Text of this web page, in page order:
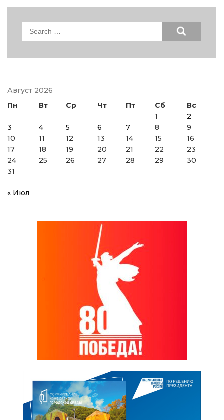
Search
Август 2026
Пн
Вт Ср Чт Пт Сб
Вс
1
2
3
4 5 6 7 8
9
10
11 12 13 14 15
16
17
18 19 20 21 22
23
24
25 26 27 28 29
30
31
« Июл